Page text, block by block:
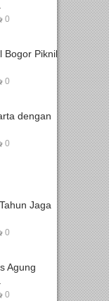
0
Bogor Piknik
0
dengan
0
Jaga
0
Agung
0